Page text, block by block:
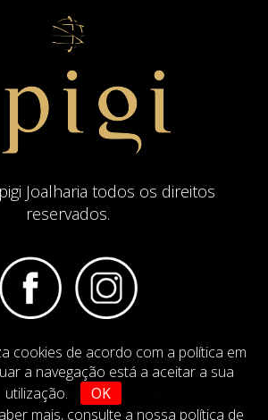
cookies de acordo com a política em
a navegação está a aceitar a sua
utilização.
OK
mais, consulte a nossa política de
Joalharia todos os direitos
reservados.
Website Politica de Cookies
BYIMAGINEVIRTUAL.COM